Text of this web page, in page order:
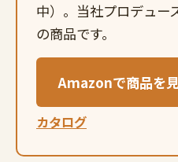
中）。当社プロデュー
の商品です。
Amazonで商品を
カタログ